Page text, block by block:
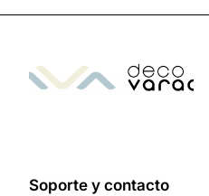
Soporte y contacto